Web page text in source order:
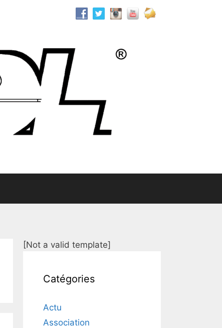
[Not a valid template]
Catégories
Actu
Association